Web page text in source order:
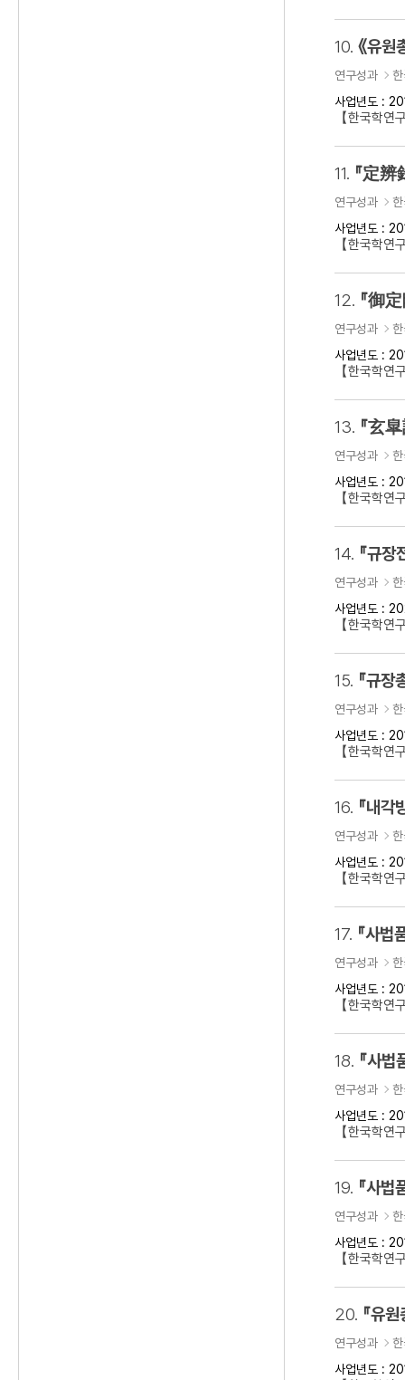
10. 《유
연구성과
사업년도 :
【한국학
11. 『定辨
연구성과
사업년도 :
【한국학
12. 『御
연구성과
사업년도 :
【한국학
13. 『玄
연구성과
사업년도 :
【한국학
14. 『규
연구성과
사업년도 :
【한국학
15. 『규장
연구성과
사업년도 :
【한국학
16. 『내각
연구성과
사업년도 :
【한국학
17. 『사
연구성과
사업년도 :
【한국학
18. 『사
연구성과
사업년도 :
【한국학
19. 『사법
연구성과
사업년도 :
【한국학
20. 『유
연구성과
사업년도 :